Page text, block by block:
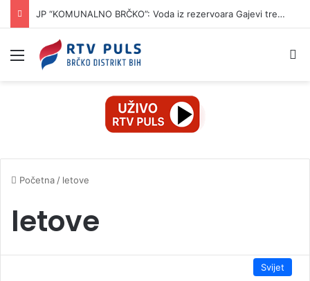
JP “KOMUNALNO BRČKO”: Voda iz rezervoara Gajevi trenutno nije za piće
Izbornik
Početna / letove
letove
Svijet